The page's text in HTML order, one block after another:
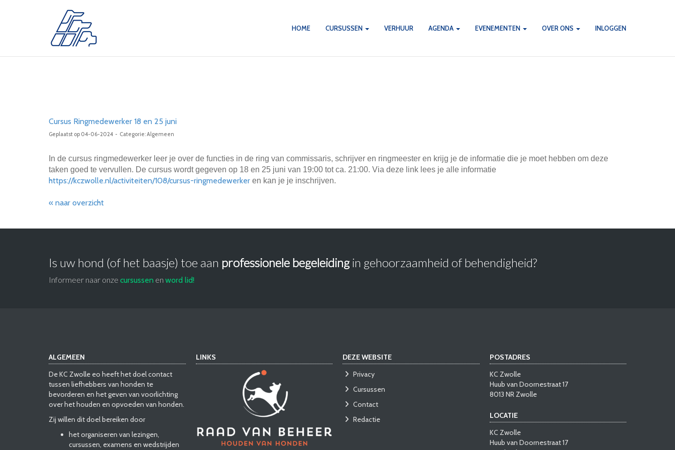
HOME CURSUSSEN VERHUUR AGENDA EVENEMENTEN OVER ONS INLOGGEN
Cursus Ringmedewerker 18 en 25 juni
Geplaatst op 04-06-2024 - Categorie: Algemeen
In de cursus ringmedewerker leer je over de functies in de ring van commissaris, schrijver en ringmeester en krijg je de informatie die je moet hebben om deze
taken goed te vervullen. De cursus wordt gegeven op 18 en 25 juni van 19:00 tot ca. 21:00. Via deze link lees je alle informatie
https://kczwolle.nl/activiteiten/108/cursus-ringmedewerker en kan je je inschrijven.
« naar overzicht
Is uw hond (of het baasje) toe aan professionele begeleidingin gehoorzaamheid of behendigheid?
Informeer naar onze cursussen en word lid!
ALGEMEEN
De KC Zwolle eo heeft het doel contact
tussen liefhebbers van honden te
bevorderen en het geven van voorlichting
over het houden en opvoeden van honden.
Zij willen dit doel bereiken door
het organiseren van lezingen,
cursussen, examens en wedstrijden
LINKS
DEZE WEBSITE
Privacy
Cursussen
Contact
Redactie
POSTADRES
KC Zwolle
Huub van Doornestraat 17
8013 NR Zwolle
LOCATIE
KC Zwolle
Huub van Doornestraat 17